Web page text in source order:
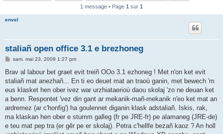
1 message • Page 1 sur 1
envel
staliañ open office 3.1 e brezhoneg
M
s
a
g
sam. mai 23, 2009 1:27 pm
Brav al labour bet graet evit treiñ OOo 3.1 ezhoneg ! Met n'on ket evit
staliañ mat anezhañ... En ti eo deuet mat an traoù ganin, met bewech 'm
eus klasket hen ober ivez war urzhiataerioù daou skolaj 'zo ne deuan ket
a benn. Respontet 'vez din gant ar mekanik-mañ-mekanik n'eo ket mat an
ardremez (ar c'honfig') ha goulennet diganin klask adstaliañ. Iskis, rak,
ma klaskan hen ober e stumm galleg (fr pe JRE-fr) pe alamaneg (JRE-de)
e teu mat pep tra (er gêr pe er skolaj). Petra c'hellfe bezañ kaoz ? An holl